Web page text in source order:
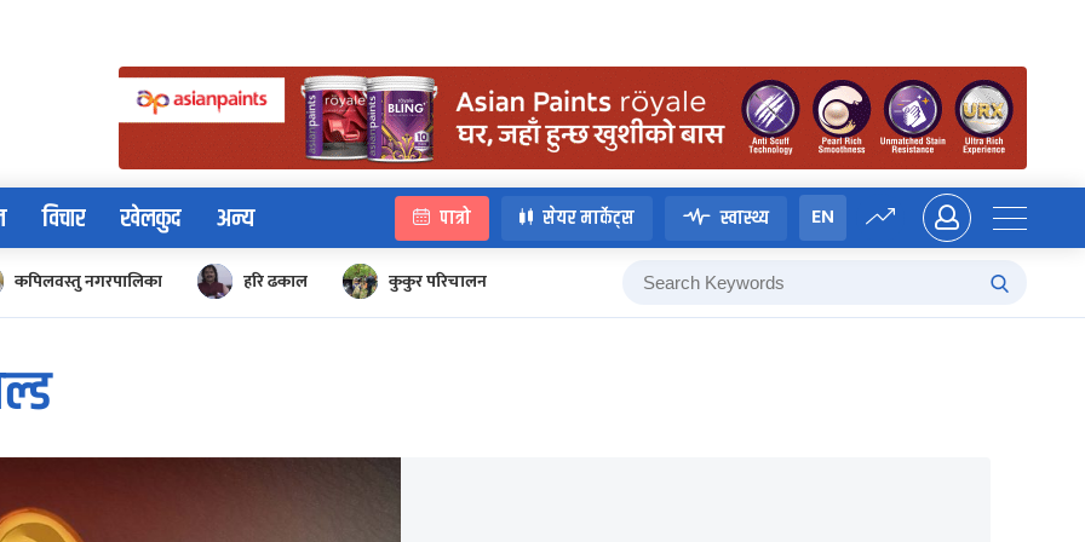
विचार खेलकुद अन्य पात्रो सेयर मार्केट्स स्वास्थ्य EN
कपिलवस्तु नगरपालिका हरि ढकाल कुकुर परिचालन